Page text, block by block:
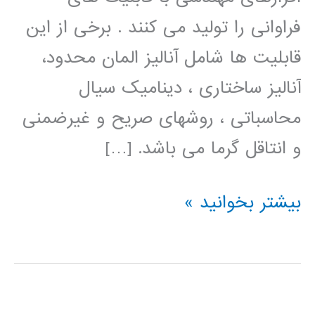
فراوانی را تولید می کنند . برخی از این
قابلیت ها شامل آنالیز المان محدود،
آنالیز ساختاری ، دینامیک سیال
محاسباتی ، روشهای صریح و غیرضمنی
و انتاقل گرما می باشد. […]
فیلم
فارسی
بیشتر بخوانید »